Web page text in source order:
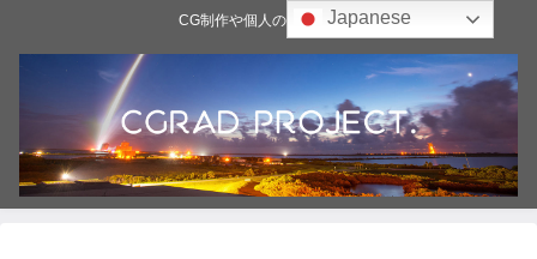
CG制作や個人の雑記ブログJapanese